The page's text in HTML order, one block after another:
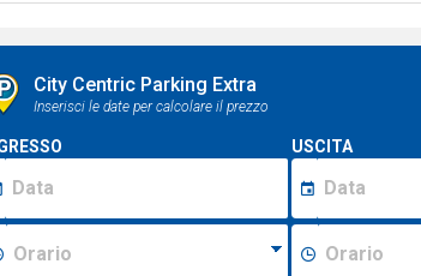
City Centric Parking Extra
Inserisci le date per calcolare il prezzo
USCITA